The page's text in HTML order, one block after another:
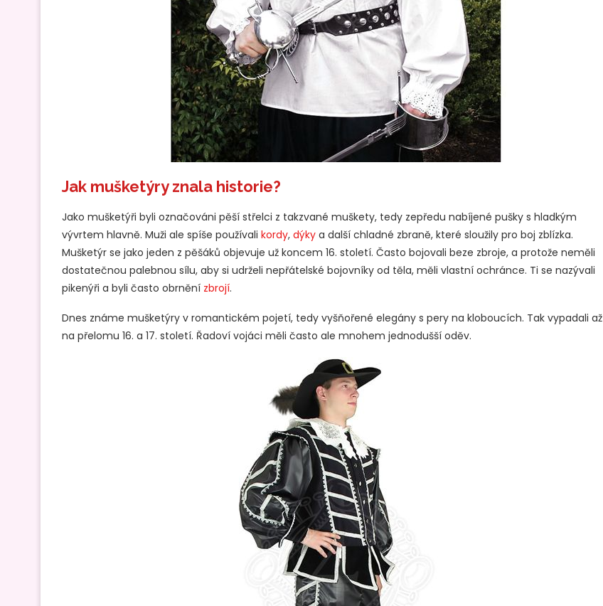
Jak mušketýry znala historie?
Jako mušketýři byli označováni pěší střelci z takzvané muškety, tedy zepředu nabíjené pušky s hladkým
vývrtem hlavně. Muži ale spíše používali kordy, dýky a další chladné zbraně, které sloužily pro boj zblízka.
Mušketýr se jako jeden z pěšáků objevuje už koncem 16. století. Často bojovali beze zbroje, a protože neměli
dostatečnou palebnou sílu, aby si udrželi nepřátelské bojovníky od těla, měli vlastní ochránce. Ti se nazývali
pikenýři a byli často obrnění zbrojí.
Dnes známe mušketýry v romantickém pojetí, tedy vyšňořené elegány s pery na kloboucích. Tak vypadali až
na přelomu 16. a 17. století. Řadoví vojáci měli často ale mnohem jednodušší oděv.